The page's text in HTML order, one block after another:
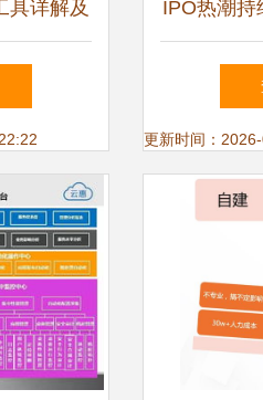
具详解及
务趋势
IPO热潮持
14.86亿
发
更新时间：